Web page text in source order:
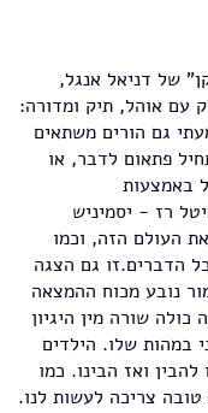
של דניאל אנגל,
עם אוהל, תיק ומדורה:
גם הורים משתאים
פתאום לדבר, או
באמצעות
רז - יסמיניש
העולם הזה, וכמו
הדברים.זו גם הצגה
נובע מכוח ההמצאה
שורה מין היגיון
במהות שלו. הילדים
ואז הבינו. כמו
צריכה לעשות לנו.